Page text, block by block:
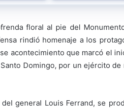
floral al pie del
rindió homenaje a los
acontecimiento que marcó el
Domingo, por un ejército de
general Louis Ferrand, se